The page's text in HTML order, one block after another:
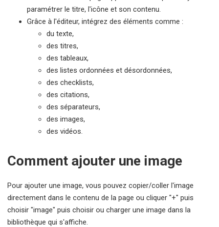
paramétrer le titre, l'icône et son contenu.
Grâce à l'éditeur, intégrez des éléments comme :
du texte,
des titres,
des tableaux,
des listes ordonnées et désordonnées,
des checklists,
des citations,
des séparateurs,
des images,
des vidéos.
Comment ajouter une image
Pour ajouter une image, vous pouvez copier/coller l'image
directement dans le contenu de la page ou cliquer "+" puis
choisir "image" puis choisir ou charger une image dans la
bibliothèque qui s'affiche.